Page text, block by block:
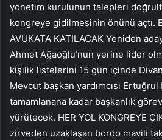
yönetim kurulunun talepleri
kongreye gidilmesinin önünü açtı.
AVUKATA KATILACAK Yeniden
Ahmet Ağaoğlu’nun yerine lider
kişilik listelerini 15 gün içinde Divan
Mevcut başkan yardımcısı
tamamlanana kadar başkanlık
yürütecek. HER YOL KONGREYE
zirveden uzaklaşan bordo mavili